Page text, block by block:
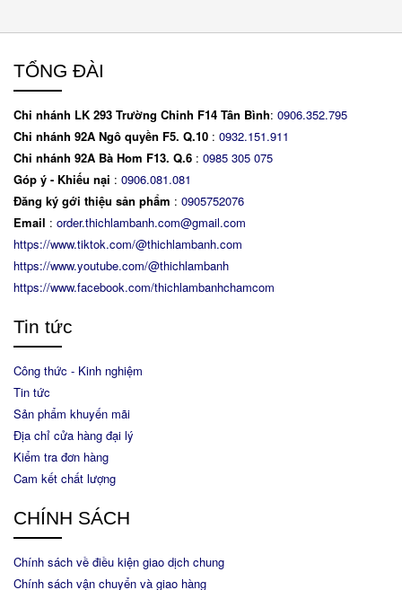
TỔNG ĐÀI
Chi nhánh LK 293 Trường Chinh F14 Tân Bình: 0906.352.795
Chi nhánh 92A Ngô quyền F5. Q.10 : 0932.151.911
Chi nhánh 92A Bà Hom F13. Q.6 : 0985 305 075
Góp ý - Khiếu nại : 0906.081.081
Đăng ký gới thiệu sản phẩm : 0905752076
Email : order.thichlambanh.com@gmail.com
https://www.tiktok.com/@thichlambanh.com
https://www.youtube.com/@thichlambanh
https://www.facebook.com/thichlambanhchamcom
Tin tức
Công thức - Kinh nghiệm
Tin tức
Sản phẩm khuyến mãi
Địa chỉ cửa hàng đại lý
Kiểm tra đơn hàng
Cam kết chất lượng
CHÍNH SÁCH
Chính sách về điều kiện giao dịch chung
Chính sách vận chuyển và giao hàng